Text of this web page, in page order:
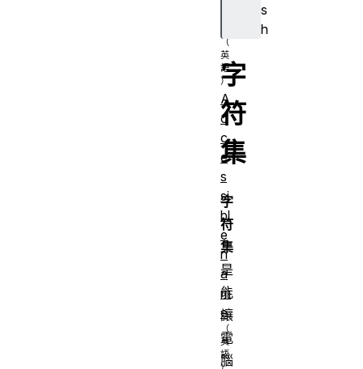
s
h
字
符
集
字
符
集
是
能
讓
電
腦
A
c
c
e
s
si
bl
e
n
a
m
e